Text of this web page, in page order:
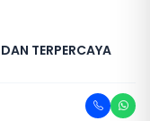
TERPERCAYA